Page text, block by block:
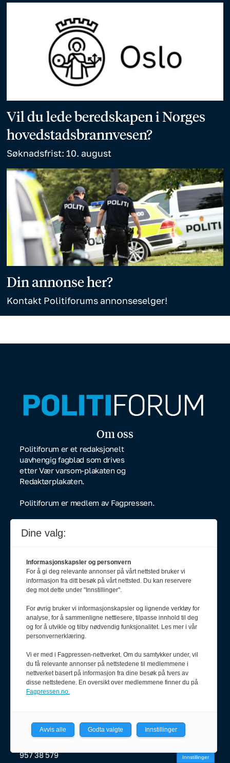
Vil du lede beredskapen i Norges
hovedstadsbrannvesen?
Søknadsfrist: 10. august
Din annonse her?
Kontakt Politiforums annonseselger!
Om oss
Politiforum er et redaksjonelt
uavhengig fagblad som drives
etter Vær varsom-plakaten og
Redaktørplakaten.
Politiforum er medlem av Fagpressen.
Erik Inderhaug
908 64 608
redaktor@pf.no
Oda Aarseth
920 51 545
oda@pf.no
Journalist
Karianne Grindem
Journalist
957 38 579
Innstillinger
Dine valg:
Informasjonskapsler og personvern
For å gi deg relevante annonser på vårt nettsted bruker vi
informasjon fra ditt besøk på vårt nettsted. Du kan reservere
deg mot dette under "Innstillinger".
For øvrig bruker vi informasjonskapsler og lignende verktøy for
analyse, for å sammenligne nettlesere, tilpasse innhold til deg
og for å utvikle og tilby nødvendig funksjonalitet. Les mer i vår
personvernerklæring.
Vi er med i Fagpressen-nettverket. Om du samtykker under, vil
du få relevante annonser på nettstedene til medlemmene i
nettverket basert på informasjon fra dine besøk på tvers av
disse nettstedene. En oversikt over medlemmene finner du på
Fagpressen.no.
Avvis alle Godta valgte Innstillinger